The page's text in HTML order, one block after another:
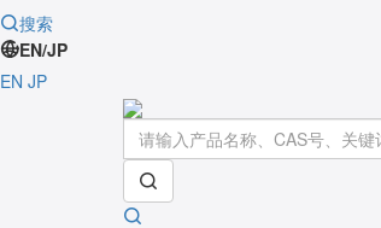
搜索
EN/JP
EN JP